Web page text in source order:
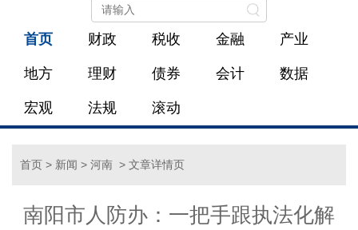
首页 财政 税收 金融 产业
地方 理财 债券 会计 数据
宏观 法规 滚动
首页 > 新闻 > 河南 > 文章详情页
南阳市人防办：一把手跟执法化解